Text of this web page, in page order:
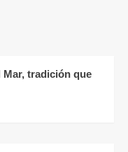
Mar, tradición que